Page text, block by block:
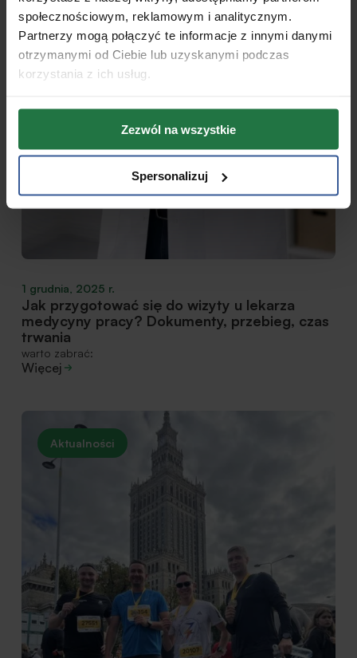
społecznościowym, reklamowym i analitycznym.
Partnerzy mogą połączyć te informacje z innymi danymi
otrzymanymi od Ciebie lub uzyskanymi podczas
korzystania z ich usług.
Zezwól na wszystkie
Spersonalizuj
1 grudnia, 2025 r.
Jak przygotować się do wizyty u lekarza
medycyny pracy? Dokumenty, przebieg, czas
trwania
warto zabrać:
Więcej
Aktualności